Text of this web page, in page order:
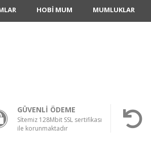
HOBİ MUM MUMLUKLAR
GÜVENLİ ÖDEME
Sİtemiz 128Mbit SSL sertifikası
ile korunmaktadır